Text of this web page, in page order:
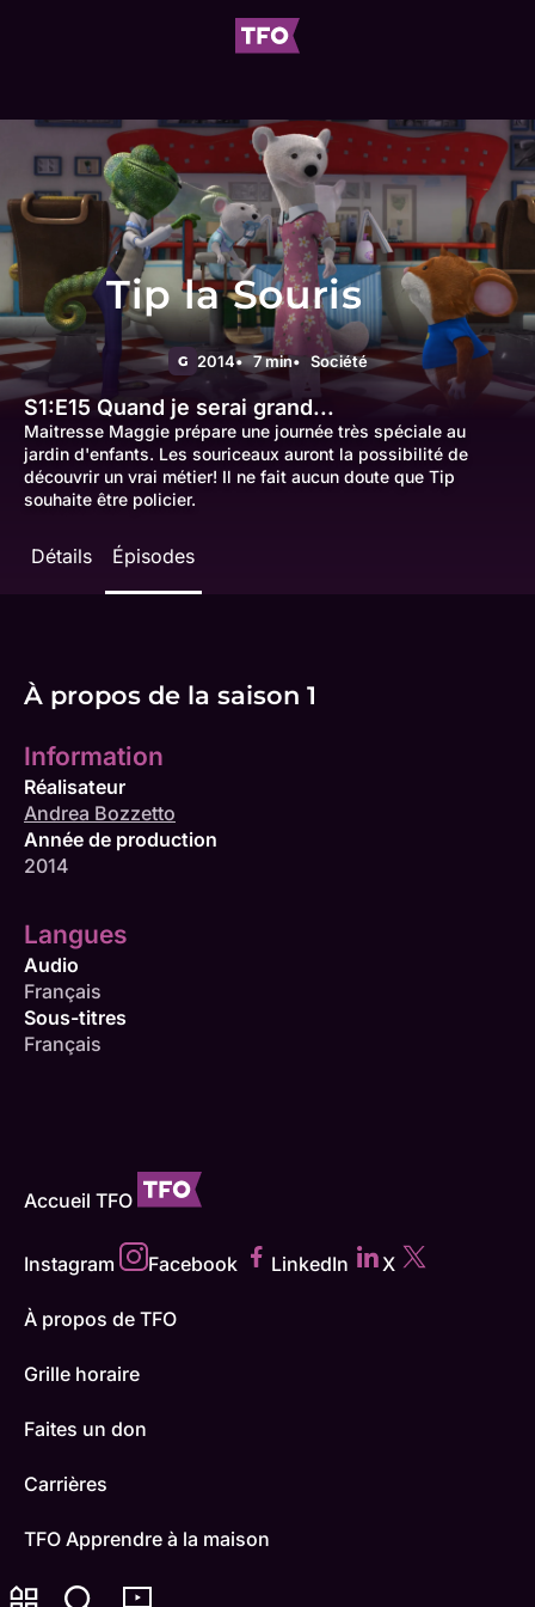
Tip la Souris
G 2014 7 min Société
S1:E15 Quand je serai grand...
Maitresse Maggie prépare une journée très spéciale au
jardin d'enfants. Les souriceaux auront la possibilité de
découvrir un vrai métier! Il ne fait aucun doute que Tip
souhaite être policier.
Détails Épisodes
À propos de la saison 1
Information
Réalisateur
Andrea Bozzetto
Année de production
2014
Langues
Audio
Français
Sous-titres
Français
Accueil TFO
Instagram Facebook LinkedIn X
À propos de TFO
Grille horaire
Faites un don
Carrières
TFO Apprendre à la maison
Comment nous capter